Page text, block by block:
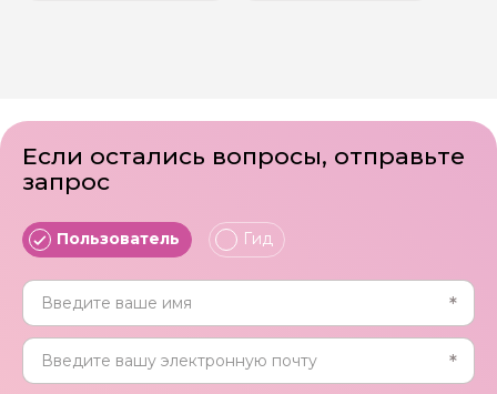
Если остались вопросы, отправьте
запрос
Пользователь Гид